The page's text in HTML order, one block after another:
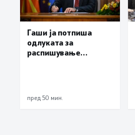
Гаши ја потпиша
одлуката за
распишување
октомври
пред 50 мин.